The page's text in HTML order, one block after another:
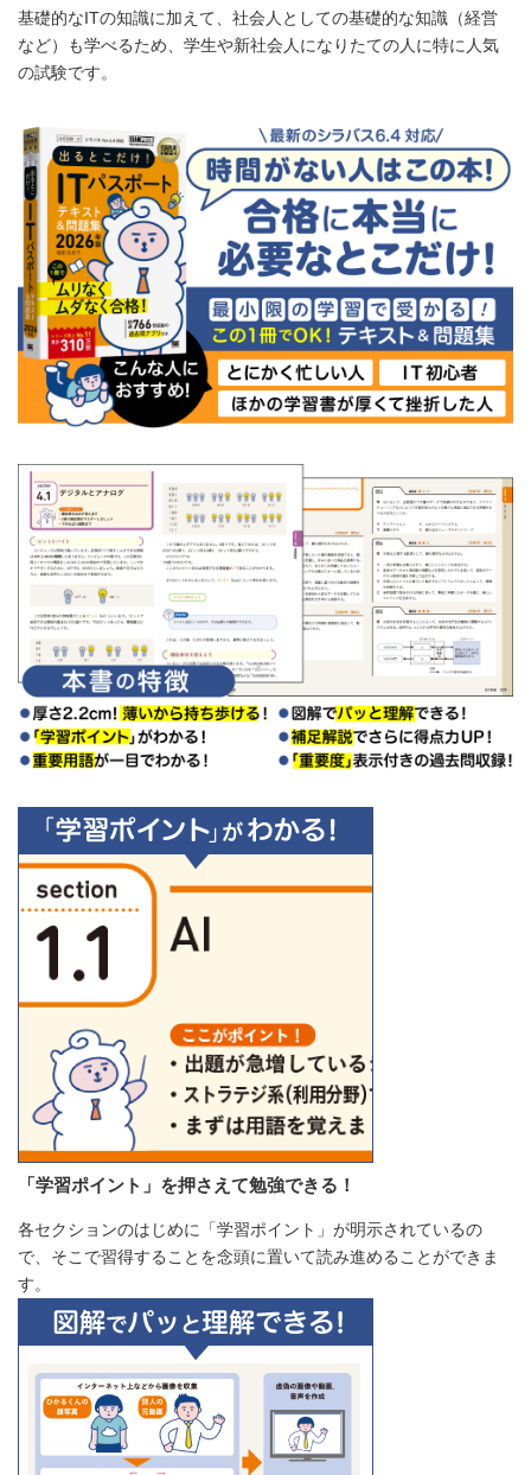
基礎的なITの知識に加えて、社会人としての基礎的な知識（経営
など）も学べるため、学生や新社会人になりたての人に特に人気
の試験です。
「学習ポイント」を押さえて勉強できる！
各セクションのはじめに「学習ポイント」が明示されているの
で、そこで習得することを念頭に置いて読み進めることができま
す。